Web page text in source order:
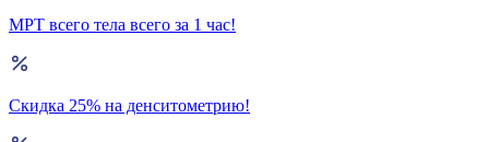
МРТ всего тела всего за 1 час!
Скидка 25% на денситометрию!